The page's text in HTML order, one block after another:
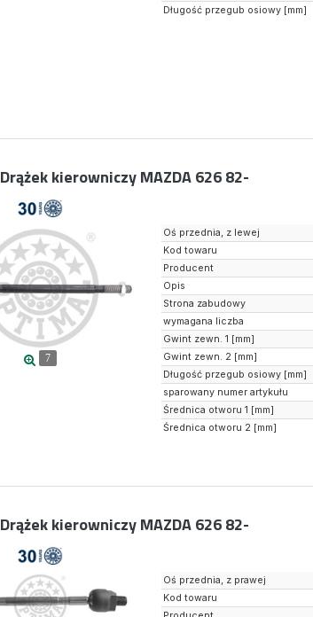
Długość przegub osiowy [mm]
Drążek kierowniczy MAZDA 626 82-
7
Oś przednia, z lewej
Kod towaru
Producent
Opis
Strona zabudowy
wymagana liczba
Gwint zewn. 1 [mm]
Gwint zewn. 2 [mm]
Długość przegub osiowy [mm]
sparowany numer artykułu
Średnica otworu 1 [mm]
Średnica otworu 2 [mm]
Drążek kierowniczy MAZDA 626 82-
Oś przednia, z prawej
Kod towaru